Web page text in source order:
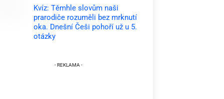
Kvíz: Těmhle slovům naši
prarodiče rozuměli bez mrknutí
oka. Dnešní Češi pohoří už u 5.
otázky